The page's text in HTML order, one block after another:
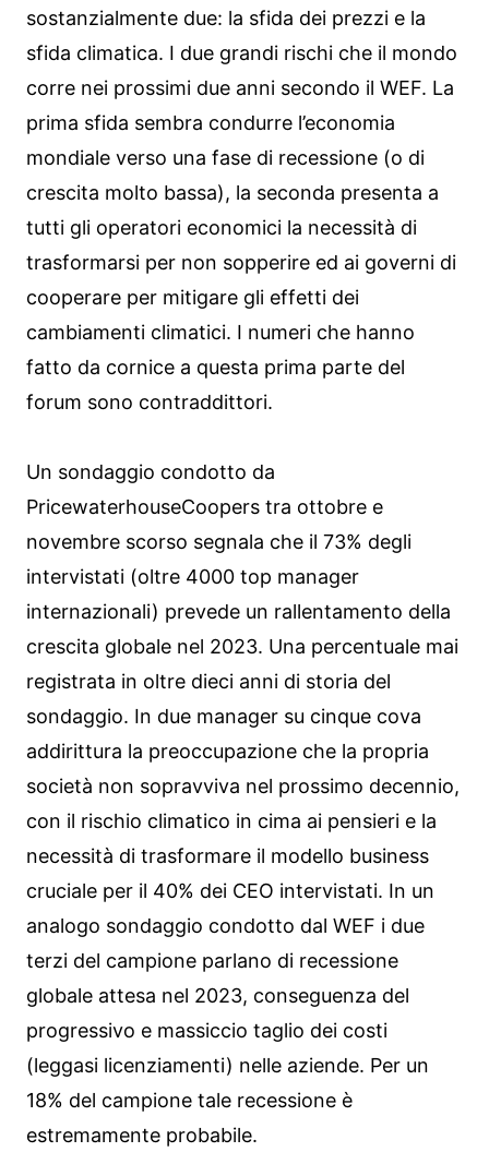
sostanzialmente due: la sfida dei prezzi e la
sfida climatica. I due grandi rischi che il mondo
corre nei prossimi due anni secondo il WEF. La
prima sfida sembra condurre l’economia
mondiale verso una fase di recessione (o di
crescita molto bassa), la seconda presenta a
tutti gli operatori economici la necessità di
trasformarsi per non sopperire ed ai governi di
cooperare per mitigare gli effetti dei
cambiamenti climatici. I numeri che hanno
fatto da cornice a questa prima parte del
forum sono contraddittori.
Un sondaggio condotto da
PricewaterhouseCoopers tra ottobre e
novembre scorso segnala che il 73% degli
intervistati (oltre 4000 top manager
internazionali) prevede un rallentamento della
crescita globale nel 2023. Una percentuale mai
registrata in oltre dieci anni di storia del
sondaggio. In due manager su cinque cova
addirittura la preoccupazione che la propria
società non sopravviva nel prossimo decennio,
con il rischio climatico in cima ai pensieri e la
necessità di trasformare il modello business
cruciale per il 40% dei CEO intervistati. In un
analogo sondaggio condotto dal WEF i due
terzi del campione parlano di recessione
globale attesa nel 2023, conseguenza del
progressivo e massiccio taglio dei costi
(leggasi licenziamenti) nelle aziende. Per un
18% del campione tale recessione è
estremamente probabile.